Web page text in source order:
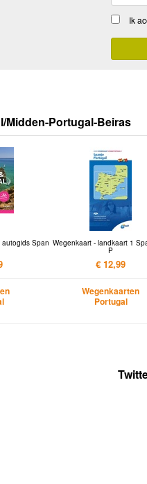
Ik
Midden-Portugal-Beiras
autogids Span Wegenkaart - landkaart 1
P
€ 12,99
Wegenkaarten
Portugal